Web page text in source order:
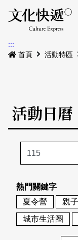
最新公告
本期專題
歷史專題
活動特區
活動列表
地圖搜尋
關於我們
關於我們
刊物索取地點
會員基本資料
刊登活動
網站導覽
日本語
:::
首頁
活動特區
活動日曆
熱門關鍵字
夏令營
親子
城市生活圈